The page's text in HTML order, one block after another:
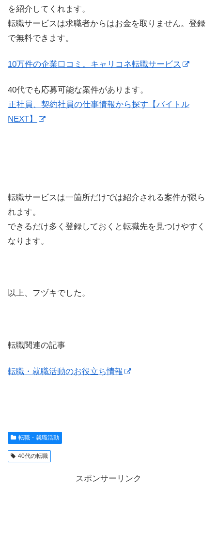
を紹介してくれます。
転職サービスは求職者からはお金を取りません。登録
で無料できます。
10万件の企業口コミ。キャリコネ転職サービス
40代でも応募可能な案件があります。
正社員、契約社員の仕事情報から探す【バイトル
NEXT】
転職サービスは一箇所だけでは紹介される案件が限ら
れます。
できるだけ多く登録しておくと転職先を見つけやすく
なります。
以上、フヅキでした。
転職関連の記事
転職・就職活動のお役立ち情報
転職・就職活動
40代の転職
スポンサーリンク